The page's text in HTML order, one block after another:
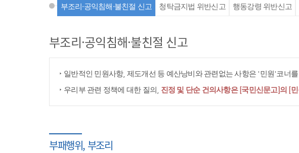
부조리·공익침해·불친절 신고 청탁금지법 위반신고 행동강령 위반신고
부조리·공익침해·불친절 신고
일반적인 민원사항, 제도개선 등 예산낭비와 관련없는 사항은 '민원'코너
우리부 관련 정책에 대한 질의, 진정 및 단순 건의사항은 [국민신문고]의 [
부패행위, 부조리